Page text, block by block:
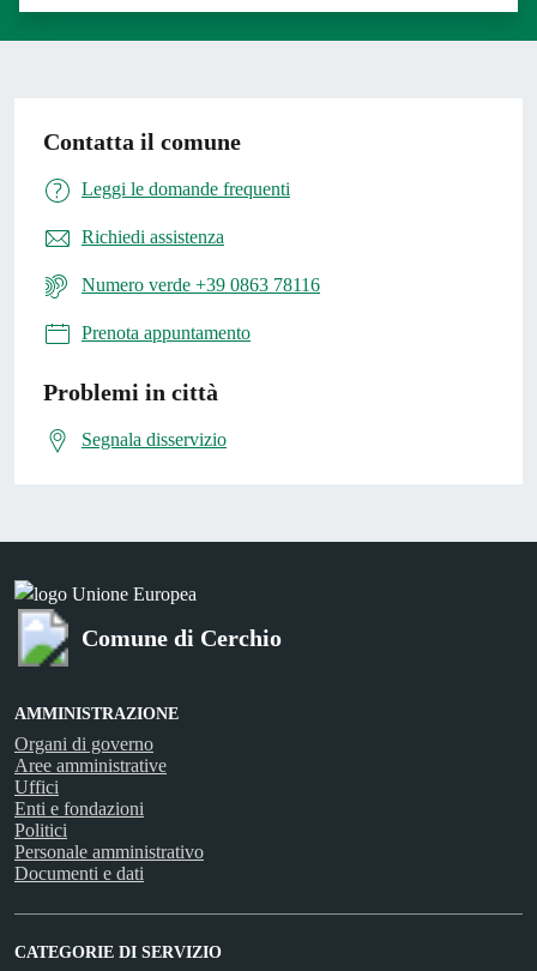
Contatta il comune
Leggi le domande frequenti
Richiedi assistenza
Numero verde +39 0863 78116
Prenota appuntamento
Problemi in città
Segnala disservizio
Comune di Cerchio
AMMINISTRAZIONE
Organi di governo
Aree amministrative
Uffici
Enti e fondazioni
Politici
Personale amministrativo
Documenti e dati
CATEGORIE DI SERVIZIO